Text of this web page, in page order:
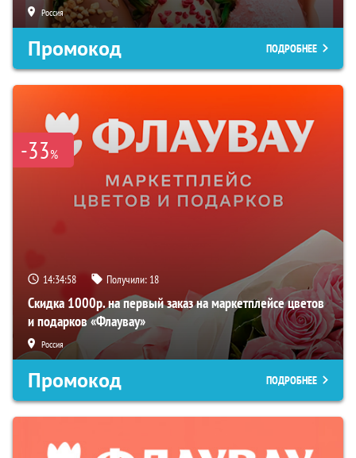
Россия
Промокод ПОДРОБНЕЕ
-33%
14:34:57 Получили: 18
Скидка 1000р. на первый заказ на маркетплейсе цветов
и подарков «Флаувау»
Россия
Промокод ПОДРОБНЕЕ